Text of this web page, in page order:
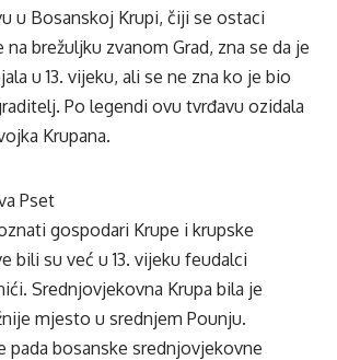
u Bosanskoj Krupi, čiji se ostaci
na brežuljku zvanom Grad, zna se da je
u 13. vijeku, ali se ne zna ko je bio
Po legendi ovu tvrđavu ozidala
Krupana.
Pset
gospodari Krupe i krupske
bili su već u 13. vijeku feudalci
Srednjovjekovna Krupa bila je
mjesto u srednjem Pounju.
pada bosanske srednjovjekovne